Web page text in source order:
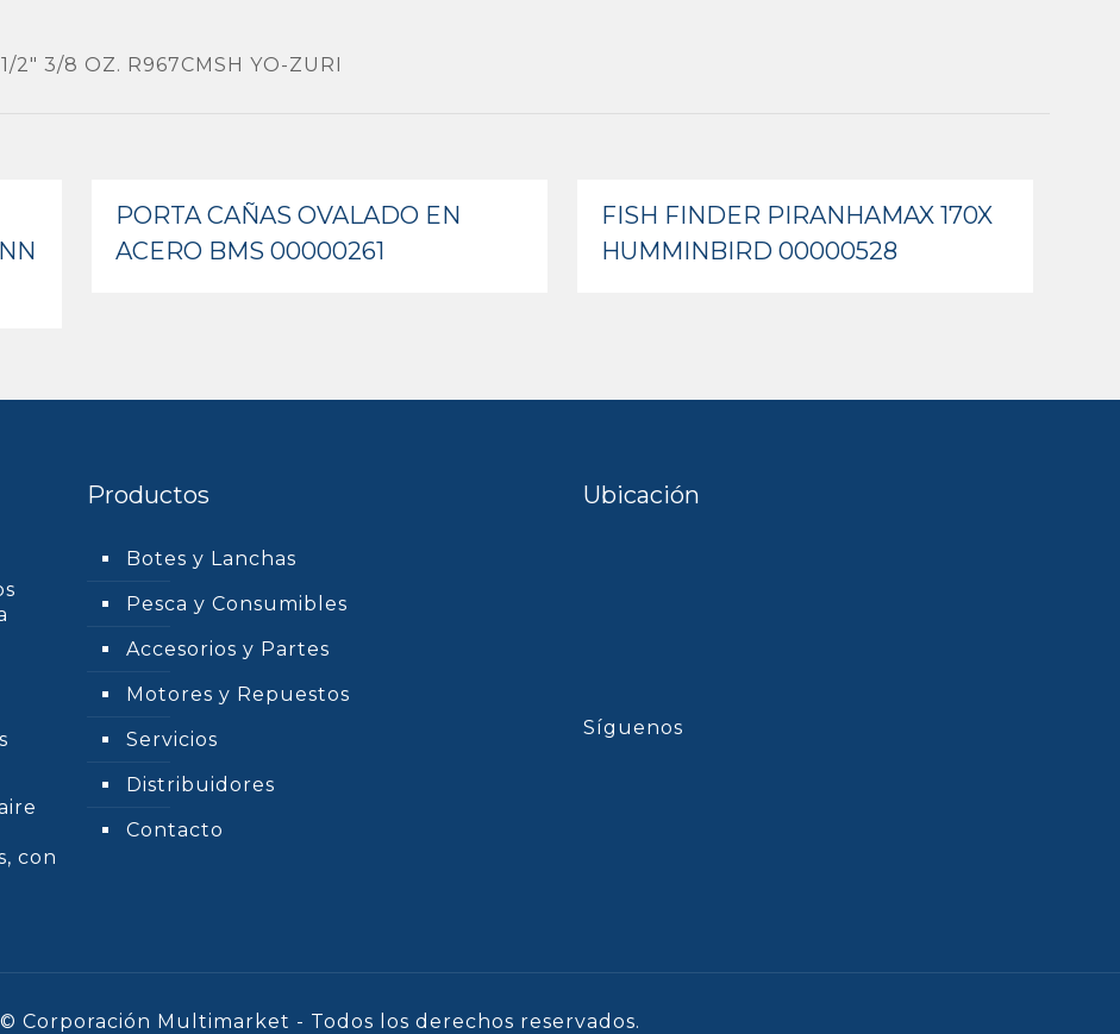
2″ 3/8 OZ. R967CMSH YO-ZURI
PORTA CAÑAS OVALADO EN
ACERO BMS 00000261
FISH FINDER PIRANHAMAX 170X
HUMMINBIRD 00000528
con
Productos
Botes y Lanchas
Pesca y Consumibles
Accesorios y Partes
Motores y Repuestos
Servicios
Distribuidores
Contacto
Ubicación
Síguenos
© Corporación Multimarket - Todos los derechos reservados.